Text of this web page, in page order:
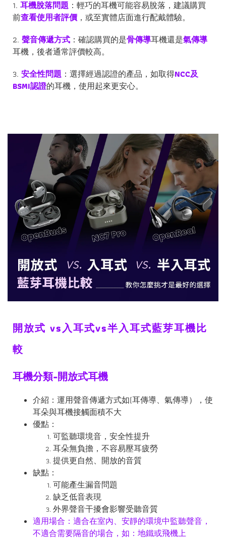
1. 耳機脫落問題 ：輕巧的耳機可能容易脫落，建議購買
前查看使用者評價，或至實體店面進行配戴體驗。
2. 聲音傳遞方式 ：確認購買的是骨傳導耳機還是氣傳導
耳機，後者通常評價較高。
3.安全性問題 ：選擇經過認證的產品，如取得NCC及
BSMI認證的耳機，使用起來更安心。
開放式 vs入耳式vs半入耳式藍芽耳機比
較
耳機分類-開放式耳機
介紹：運用聲音傳遞方式如(耳傳導、氣傳導），使
耳朵與耳機接觸面積不大
優點：
可監聽環境音，安全性提升
耳朵無負擔，不容易壓耳疲勞
提供更自然、開放的音質
缺點：
可能產生漏音問題
缺乏低音表現
外界聲音干擾會影響受聽音質
適用場合：適合在室內、安靜的環境中監聽聲音，
不適合需要隔音的場合，如：地鐵或飛機上